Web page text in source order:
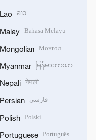
Lao ລາວ
Malay Bahasa Melayu
Mongolian Монгол
Myanmar မြန်မာဘာသာ
Nepali नेपाली
Persian فارسی
Polish Polski
Portuguese Português